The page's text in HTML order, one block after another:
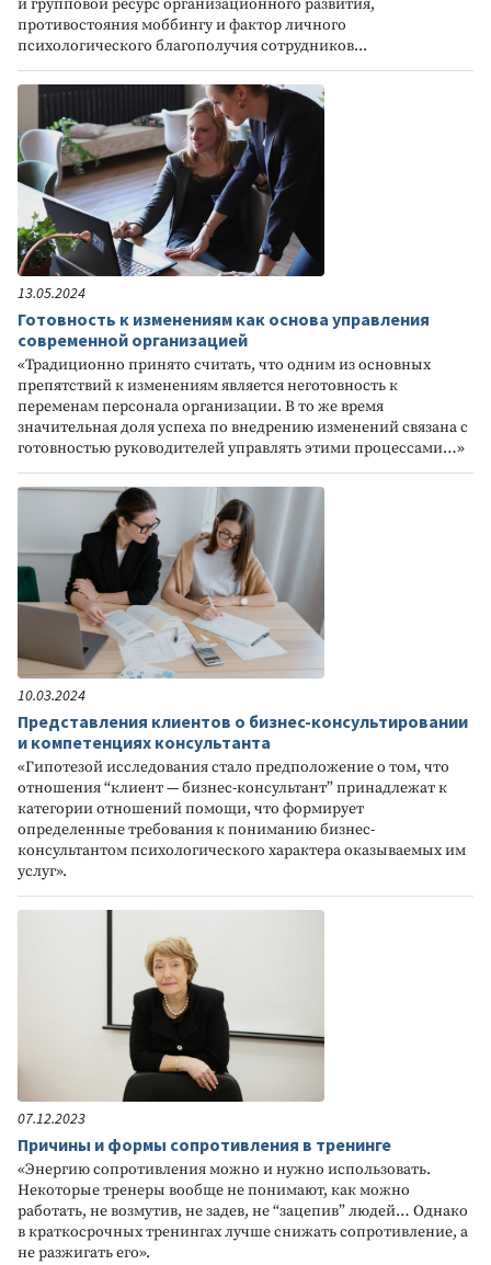
и групповой ресурс организационного развития,
противостояния моббингу и фактор личного
психологического благополучия сотрудников...
13.05.2024
Готовность к изменениям как основа управления
современной организацией
«Традиционно принято считать, что одним из основных
препятствий к изменениям является неготовность к
переменам персонала организации. В то же время
значительная доля успеха по внедрению изменений связана с
готовностью руководителей управлять этими процессами…»
10.03.2024
Представления клиентов о бизнес-консультировании
и компетенциях консультанта
«Гипотезой исследования стало предположение о том, что
отношения “клиент — бизнес-консультант” принадлежат к
категории отношений помощи, что формирует
определенные требования к пониманию бизнес-
консультантом психологического характера оказываемых им
услуг».
07.12.2023
Причины и формы сопротивления в тренинге
«Энергию сопротивления можно и нужно использовать.
Некоторые тренеры вообще не понимают, как можно
работать, не возмутив, не задев, не “зацепив” людей… Однако
в краткосрочных тренингах лучше снижать сопротивление, а
не разжигать его».